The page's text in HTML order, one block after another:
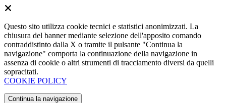
Questo sito utilizza cookie tecnici e statistici anonimizzati. La
chiusura del banner mediante selezione dell'apposito comando
contraddistinto dalla X o tramite il pulsante "Continua la
navigazione" comporta la continuazione della navigazione in
assenza di cookie o altri strumenti di tracciamento diversi da quelli
sopracitati.
COOKIE POLICY
Continua la navigazione